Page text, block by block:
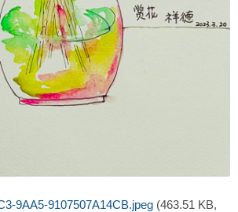
9AA5-9107507A14CB.jpeg (463.51 KB,